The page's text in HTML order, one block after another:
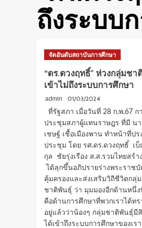
ถึงระบบ
จัดอันดับสถาบันการศึกษา
“ดร.ดวงฤทธิ์” ห่วงกลุ่มชา
เข้าไม่ถึงระบบการศึกษา
admin 01/03/2024
ที่รัฐสภา เมื่อวันที่ 28 ก.พ.67 ก
ประชุมสภาผู้แทนราษฎร ที่มี น
เชษฐ์ เชื้อเมืองพาน ทำหน้าที่ป
ประชุม โดย รศ.ดร.ดวงฤทธิ์ เ
กุล ชัยรุ่งเรือง ส.ส.รวมไทยสร้า
ได้ลุกขึ้นอภิปรายร่างพระราช
คุ้มครองและส่งเสริมวิถีชีวิตกลุ่ม
ชาติพันธุ์ ว่า มุมมองอีกด้านหนึ่
คือด้านการศึกษาที่พวกเราได้ท
อยู่แล้วว่าน้องๆ กลุ่มชาติพันธุ์มี
ได้เข้าถึงระบบการศึกษาของเร